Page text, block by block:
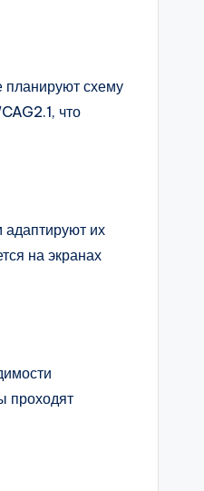
планируют схему
что
их
на экранах
проходят